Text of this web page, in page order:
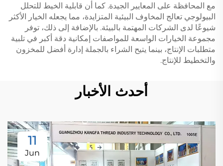
مع المحافظة على المعايير الجيدة. كما أن قابلية الخيط للتحلل
البيولوجي تعالج المخاوف البيئية المتزايدة، مما يجعله الخيار الأكثر
شيوعًا لدى الشركات المهتمة بالبيئة. بالإضافة إلى ذلك، توفر
مجموعة الخيارات الواسعة للمواصفات إمكانية دقة أكبر في تلبية
متطلبات الإنتاج، بينما يتيح الشراء بالجملة إدارة أفضل للمخزون
والتخطيط للإنتاج.
أحدث الأخبار
11
Jun